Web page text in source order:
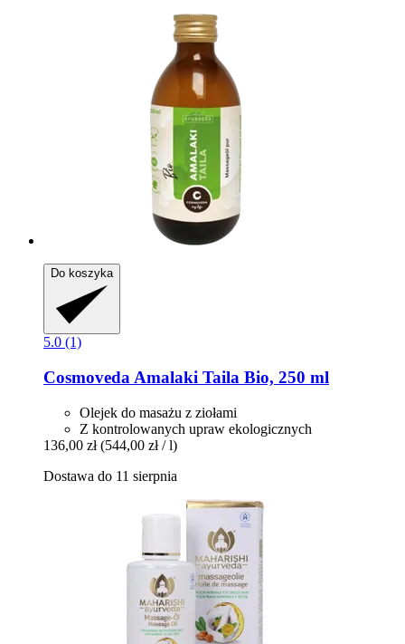
Do koszyka
5.0 (1)
Cosmoveda Amalaki Taila Bio, 250 ml
Olejek do masażu z ziołami
Z kontrolowanych upraw ekologicznych
136,00 zł (544,00 zł / l)
Dostawa do 11 sierpnia